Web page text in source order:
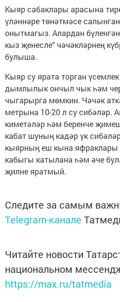
Кыяр сабаклары арасына
үләннәре төнәтмәсе
онытмагыз. Алардан
кыз җенесле" чәчәкләрнең
булыша.
Кыяр су ярата торган
дымлылык ончыл чык һәм
чыгарырга мөмкин. Чәчәк
метрына 10-20 л су сибәләр.
киметәләр һәм беренче
кабат шуның кадәр үк
кыярның еш кына яфраклары
кабыгы катылана һәм әче
җилне яратмый.
Следите за самым
Telegram-канале
Читайте новости
национальном
https://max.ru/tatmedia